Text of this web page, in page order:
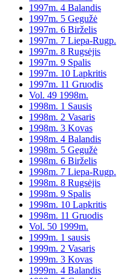
1997m. 4 Balandis
1997m. 5 Gegužė
1997m. 6 Birželis
1997m. 7 Liepa-Rugp.
1997m. 8 Rugsėjis
1997m. 9 Spalis
1997m. 10 Lapkritis
1997m. 11 Gruodis
Vol. 49 1998m.
1998m. 1 Sausis
1998m. 2 Vasaris
1998m. 3 Kovas
1998m. 4 Balandis
1998m. 5 Gegužė
1998m. 6 Birželis
1998m. 7 Liepa-Rugp.
1998m. 8 Rugsėjis
1998m. 9 Spalis
1998m. 10 Lapkritis
1998m. 11 Gruodis
Vol. 50 1999m.
1999m. 1 sausis
1999m. 2 Vasaris
1999m. 3 Kovas
1999m. 4 Balandis